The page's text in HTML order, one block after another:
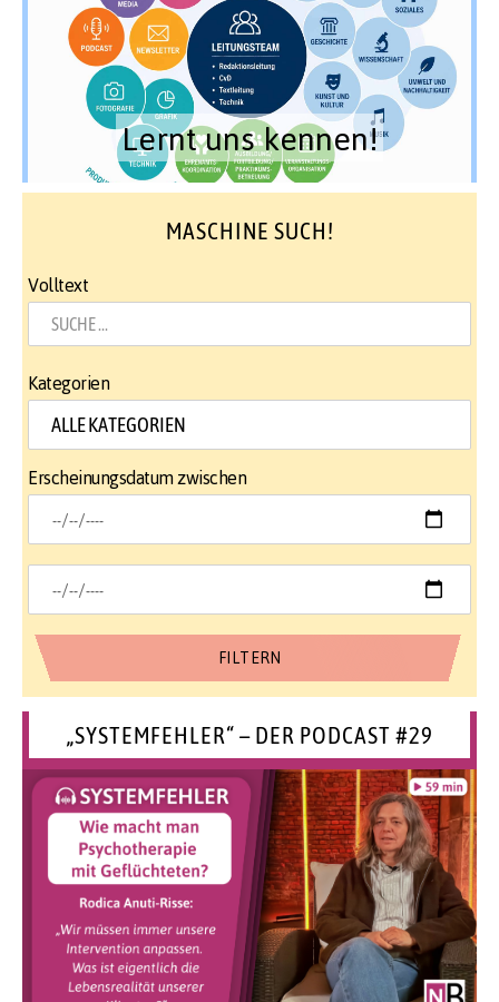
Lernt uns kennen!
MASCHINE SUCH!
Volltext
Kategorien
Erscheinungsdatum zwischen
„SYSTEMFEHLER“ – DER PODCAST #29